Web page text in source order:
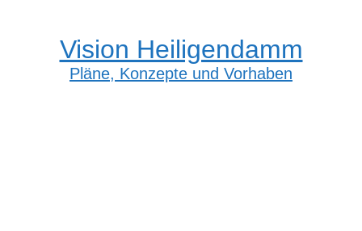
Vision Heiligendamm
Pläne, Konzepte und Vorhaben